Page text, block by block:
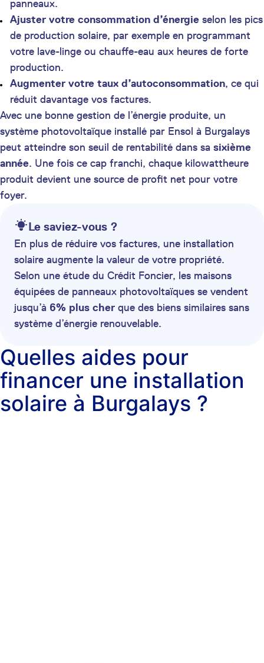
panneaux.
Ajuster votre consommation d’énergie selon les pics
de production solaire, par exemple en programmant
votre lave-linge ou chauffe-eau aux heures de forte
production.
Augmenter votre taux d’autoconsommation, ce qui
réduit davantage vos factures.
Avec une bonne gestion de l’énergie produite, un
système photovoltaïque installé par Ensol à Burgalays
peut atteindre son seuil de rentabilité dans sa sixième
année. Une fois ce cap franchi, chaque kilowattheure
produit devient une source de profit net pour votre
foyer.
Le saviez-vous ?
En plus de réduire vos factures, une installation
solaire augmente la valeur de votre propriété.
Selon une étude du Crédit Foncier, les maisons
équipées de panneaux photovoltaïques se vendent
jusqu’à 6% plus cher que des biens similaires sans
système d’énergie renouvelable.
Quelles aides pour
financer une installation
solaire à Burgalays ?